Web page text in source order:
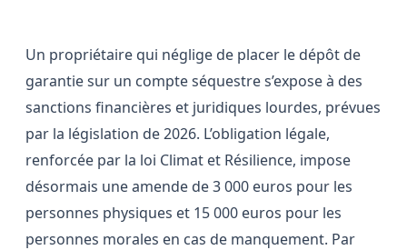
Un propriétaire qui néglige de placer le dépôt de
garantie sur un compte séquestre s’expose à des
sanctions financières et juridiques lourdes, prévues
par la législation de 2026. L’obligation légale,
renforcée par la loi Climat et Résilience, impose
désormais une amende de 3 000 euros pour les
personnes physiques et 15 000 euros pour les
personnes morales en cas de manquement. Par